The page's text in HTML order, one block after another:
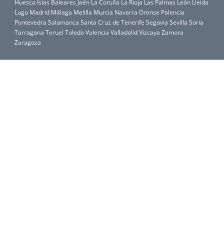
Huesca Islas Baleares Jaén La Coruña La Rioja Las Palmas León Lleida
Lugo Madrid Málaga Melilla Murcia Navarra Orense Palencia
Pontevedra Salamanca Santa Cruz de Tenerife Segovia Sevilla Soria
Tarragona Teruel ToledoValencia ValladolidVizcaya Zamora
Zaragoza